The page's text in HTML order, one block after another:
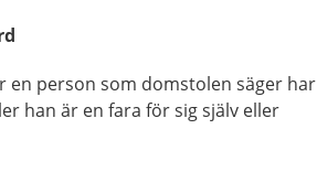
en person som domstolen säger har
han är en fara för sig själv eller